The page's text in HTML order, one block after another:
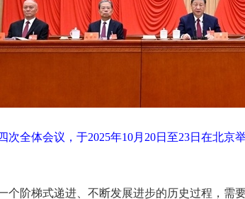
次全体会议，于2025年10月20日至23日在北
个阶梯式递进、不断发展进步的历史过程，需